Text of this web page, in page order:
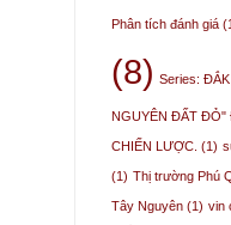
Phân tích đánh giá
(8) Series:
NGUYÊN ĐẤT ĐỎ"
CHIẾN LƯỢC. (1)
(1) Thị trường Phú
Tây Nguyên (1) vin